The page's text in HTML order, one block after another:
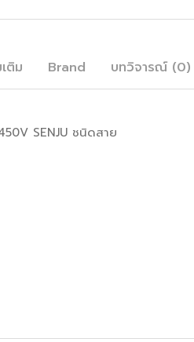
ติม Brand บทวิจารณ์ (0)
SENJU ชนิดสาย